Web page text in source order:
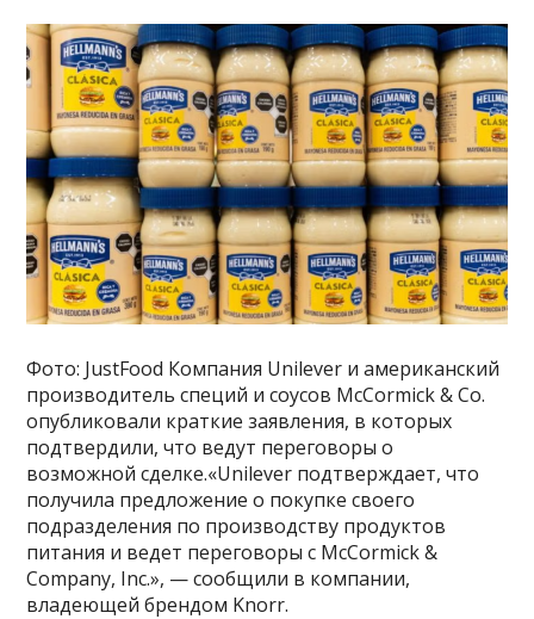
Фото: JustFood Компания Unilever и американский
производитель специй и соусов McCormick & Co.
опубликовали краткие заявления, в которых
подтвердили, что ведут переговоры о
возможной сделке.«Unilever подтверждает, что
получила предложение о покупке своего
подразделения по производству продуктов
питания и ведет переговоры с McCormick &
Company, Inc.», — сообщили в компании,
владеющей брендом Knorr.